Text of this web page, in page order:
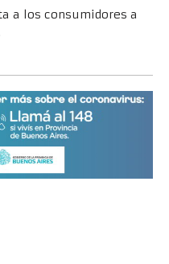
a los consumidores a